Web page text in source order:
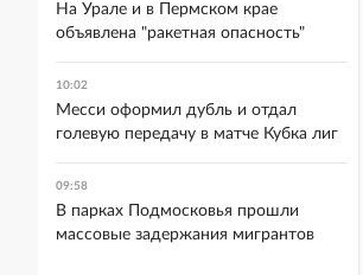
На Урале и в Пермском крае
объявлена "ракетная опасность"
10:02
Месси оформил дубль и отдал
голевую передачу в матче Кубка лиг
09:58
В парках Подмосковья прошли
массовые задержания мигрантов